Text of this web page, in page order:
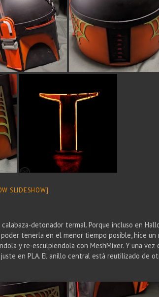
SLIDESHOW]
detonador termal. Porque incluso en
tenerla en el menor tiempo posible, hice un
y re-esculpiendola con MeshMixer. Y una vez
en PLA. El anillo central está reutilizado de